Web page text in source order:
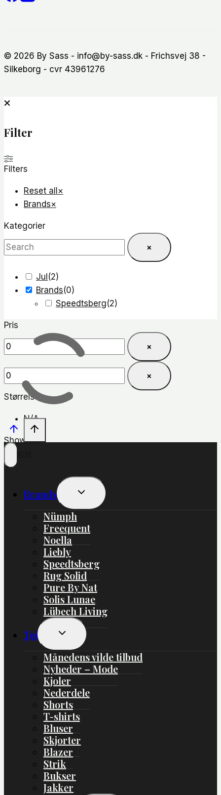
© 2026 By Sass - info@by-sass.dk - Frichsvej 38 -
Silkeborg - cvr 43961276
Filter
Filters
Reset all ×
Brands×
Kategorier
×
Jul (2)
Brands(0)
Speedtsberg(2)
Pris
×
×
Størrelse
N/A
Show(0)
Brands
Skift
Undermenu
Nümph
Freequent
Noella
Liebly
Speedtsberg
Rug Solid
Pure By Nat
Solis Lunae
Lübech Living
Tøj
Skift
Undermenu
Månedens vilde tilbud
Nyheder – Mode
Kjoler
Nederdele
Shorts
T-shirts
Bluser
Skjorter
Blazer
Strik
Bukser
Jakker